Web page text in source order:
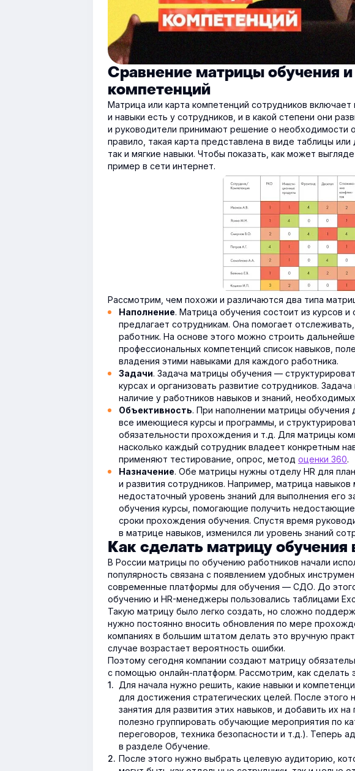
Сравнение матрицы обучения
компетенций
Матрица или карта компетенций сотрудников
и навыки есть у сотрудников, и в какой степени они
и руководители принимают решение о необходимости
правило, такая карта представлена в виде таблицы
так и мягкие навыки. Чтобы показать, как может
пример в сети интернет.
Рассмотрим, чем похожи и различаются два типа
Наполнение. Матрица обучения состоит из курсов
предлагает сотрудникам. Она помогает
работник. На основе этого можно строить
профессиональных компетенций список навыков,
владения этими навыками для каждого работника.
Задачи. Задача матрицы обучения —
курсах и организовать развитие сотрудников.
наличие у работников навыков и знаний,
Объективность. При наполнении матрицы обучения
все имеющиеся курсы и программы, и
обязательности прохождения и т.д. Для матрицы
насколько каждый сотрудник владеет конкретным
применяют тестирование, опрос, метод оценки 360.
Назначение. Обе матрицы нужны отделу HR для
и развития сотрудников. Например, матрица
недостаточный уровень знаний для выполнения его
обучения курсы, помогающие получить недостающие
сроки прохождения обучения. Спустя время
в матрице навыков, изменился ли уровень знаний
Как сделать матрицу
В России матрицы по обучению работников начали
популярность связана с появлением удобных
современные платформы для обучения — СДО. До
обучению и HR-менеджеры пользовались таблицами
Такую матрицу было легко создать, но сложно
нужно постоянно вносить обновления по мере
компаниях в большим штатом делать это вручную
случае возрастает вероятность ошибки.
Поэтому сегодня компании создают матрицу
с помощью онлайн-платформ. Рассмотрим, как сделать
Для начала нужно решить, какие навыки и
для достижения стратегических целей. После этого
занятия для развития этих навыков, и добавить их
полезно группировать обучающие мероприятия по
переговоров, техника безопасности и т.д.). Теперь
в разделе Обучение.
После этого нужно выбрать целевую аудиторию,